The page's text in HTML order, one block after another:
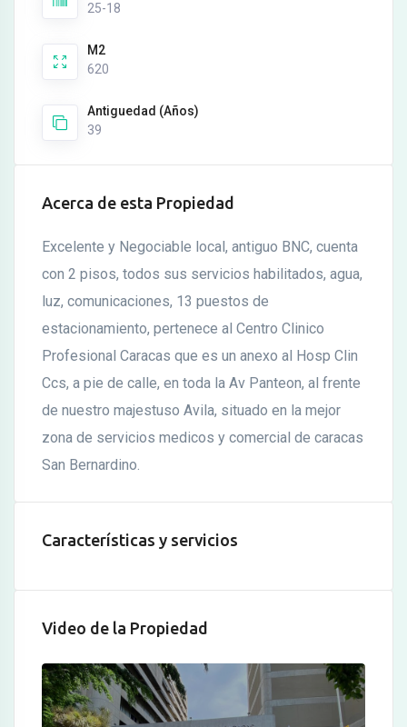
25-18
M2
620
Antiguedad (Años)
39
Acerca de esta Propiedad
Excelente y Negociable local, antiguo BNC, cuenta
con 2 pisos, todos sus servicios habilitados, agua,
luz, comunicaciones, 13 puestos de
estacionamiento, pertenece al Centro Clinico
Profesional Caracas que es un anexo al Hosp Clin
Ccs, a pie de calle, en toda la Av Panteon, al frente
de nuestro majestuso Avila, situado en la mejor
zona de servicios medicos y comercial de caracas
San Bernardino.
Características y servicios
Video de la Propiedad